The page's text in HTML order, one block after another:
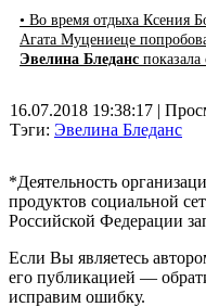
• Во время отдыха Ксения
Агата Муцениеце
Эвелина Бледанс
16.07.2018 19:38:17 |
Тэги: Эвелина Бледанс
*Деятельность
продуктов социальной
Российской Федерации
Если Вы являетесь
его публикацией —
исправим ошибку.